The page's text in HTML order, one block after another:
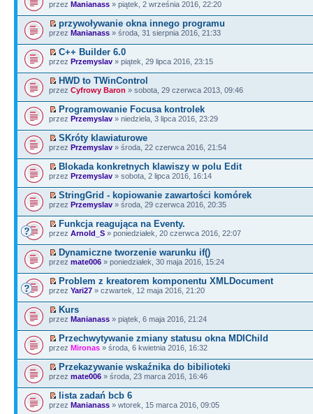
przez Manianass » piątek, 2 września 2016, 22:20
przywoływanie okna innego programu
przez Manianass » środa, 31 sierpnia 2016, 21:33
C++ Builder 6.0
przez Przemyslav » piątek, 29 lipca 2016, 23:15
HWD to TWinControl
przez Cyfrowy Baron » sobota, 29 czerwca 2013, 09:46
Programowanie Focusa kontrolek
przez Przemyslav » niedziela, 3 lipca 2016, 23:29
SKróty klawiaturowe
przez Przemyslav » środa, 22 czerwca 2016, 21:54
Blokada konkretnych klawiszy w polu Edit
przez Przemyslav » sobota, 2 lipca 2016, 16:14
StringGrid - kopiowanie zawartości komórek
przez Przemyslav » środa, 29 czerwca 2016, 20:35
Funkcja reagująca na Eventy.
przez Arnold_S » poniedziałek, 20 czerwca 2016, 22:07
Dynamiczne tworzenie warunku if()
przez mate006 » poniedziałek, 30 maja 2016, 15:24
Problem z kreatorem komponentu XMLDocument
przez Yari27 » czwartek, 12 maja 2016, 21:20
Kurs
przez Manianass » piątek, 6 maja 2016, 21:24
Przechwytywanie zmiany statusu okna MDIChild
przez Mironas » środa, 6 kwietnia 2016, 16:32
Przekazywanie wskaźnika do bibilioteki
przez mate006 » środa, 23 marca 2016, 16:46
lista zadań bcb 6
przez Manianass » wtorek, 15 marca 2016, 09:05